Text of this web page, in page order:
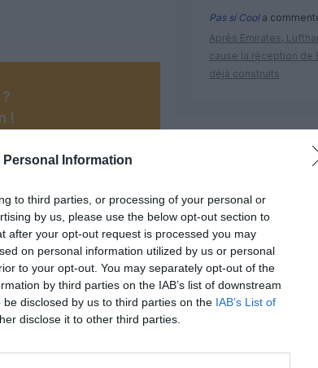
Personal Information
to third parties, or processing of your personal or
by us, please use the below opt-out section to
after your opt-out request is processed you may
on personal information utilized by us or personal
to your opt-out. You may separately opt-out of the
by third parties on the IAB’s list of downstream
disclosed by us to third parties on the IAB’s List of
disclose it to other third parties.
!
LinkedInEmail Print
Pas si Coola
Après Emirates,
cause la réception de
déjà construits
LIRE
: